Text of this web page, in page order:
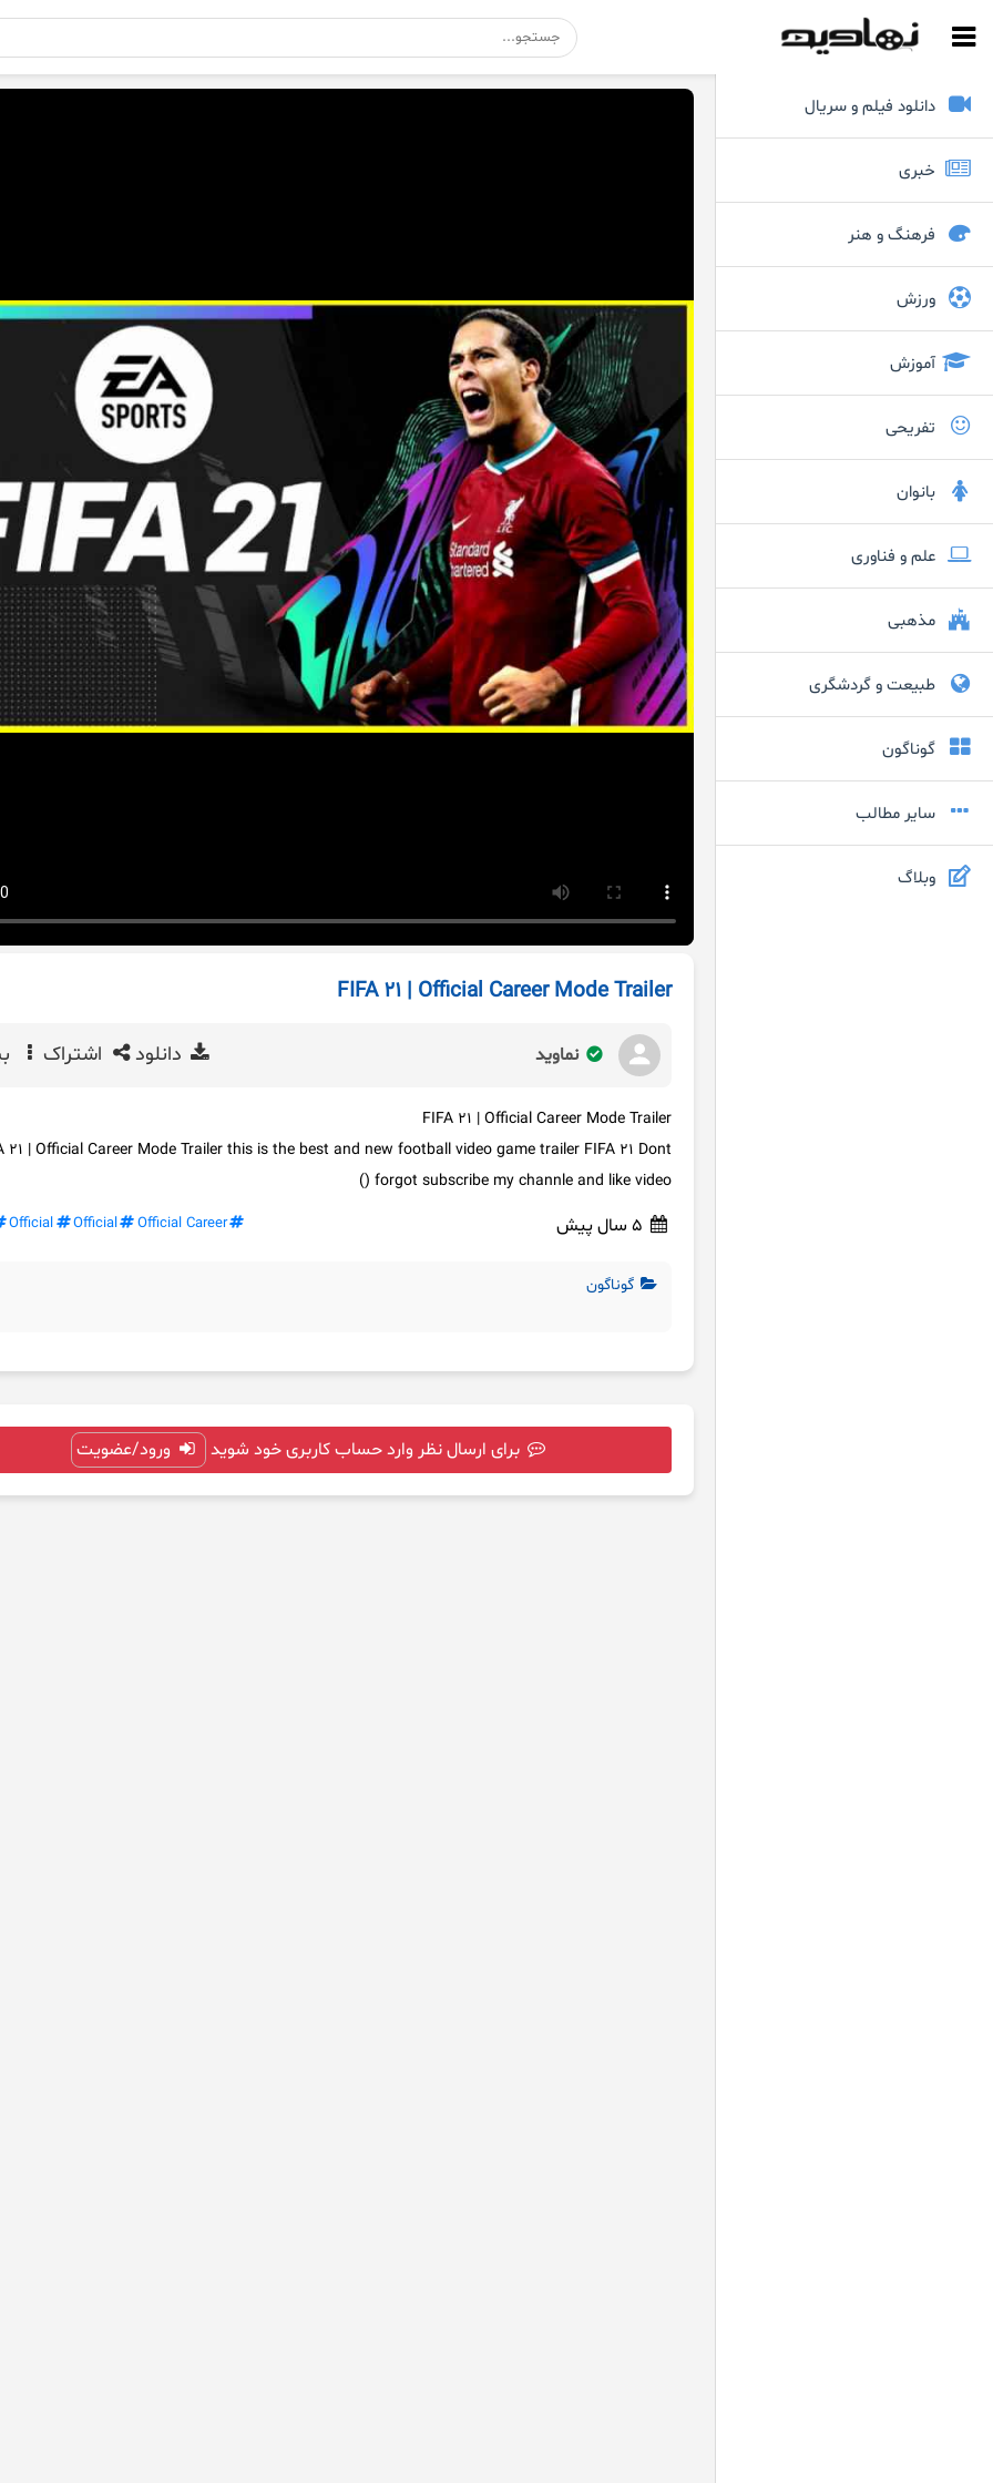
دانلود فیلم و سریال
خبری
فرهنگ و هنر
ورزش
آموزش
تفریحی
بانوان
علم و فناوری
مذهبی
طبیعت و گردشگری
گوناگون
سایر مطالب
وبلاگ
FIFA 21 | Official Career Mode Trailer
نماوید دانلود اشتراک
FIFA 21 | Official Career Mode Trailer
21 | Official Career Mode Trailer this is the best and new football video game trailer FIFA 21 Dont
forgot subscribe my channle and like video ()
Official Career
Official
Official
گوناگون
برای ارسال نظر وارد حساب کاربری خود شوید ورود/عضویت